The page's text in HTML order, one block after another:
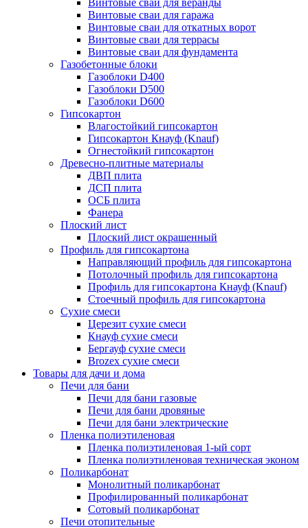
Винтовые сваи для веранды
Винтовые сваи для гаража
Винтовые сваи для откатных ворот
Винтовые сваи для террасы
Винтовые сваи для фундамента
Газобетонные блоки
Газоблоки D400
Газоблоки D500
Газоблоки D600
Гипсокартон
Влагостойкий гипсокартон
Гипсокартон Кнауф (Knauf)
Огнестойкий гипсокартон
Древесно-плитные материалы
ДВП плита
ДСП плита
ОСБ плита
Фанера
Плоский лист
Плоский лист окрашенный
Профиль для гипсокартона
Направляющий профиль для гипсокартона
Потолочный профиль для гипсокартона
Профиль для гипсокартона Кнауф (Knauf)
Стоечный профиль для гипсокартона
Сухие смеси
Церезит сухие смеси
Кнауф сухие смеси
Бергауф сухие смеси
Brozex сухие смеси
Товары для дачи и дома
Печи для бани
Печи для бани газовые
Печи для бани дровяные
Печи для бани электрические
Пленка полиэтиленовая
Пленка полиэтиленовая 1-ый сорт
Пленка полиэтиленовая техническая эконом
Поликарбонат
Монолитный поликарбонат
Профилированный поликарбонат
Сотовый поликарбонат
Печи отопительные